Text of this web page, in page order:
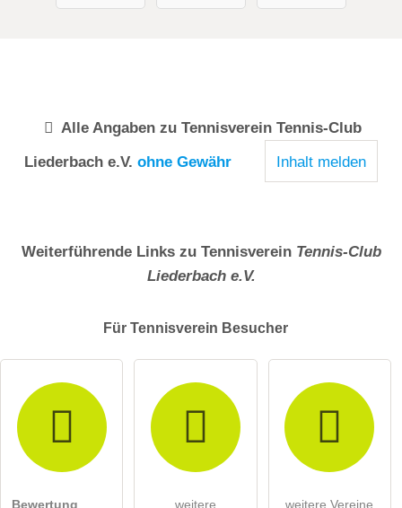
Alle Angaben zu Tennisverein Tennis-Club
Liederbach e.V. ohne Gewähr Inhalt melden
Weiterführende Links zu Tennisverein Tennis-Club
Liederbach e.V.
Für Tennisverein Besucher
Bewertung
weitere
weitere Vereine